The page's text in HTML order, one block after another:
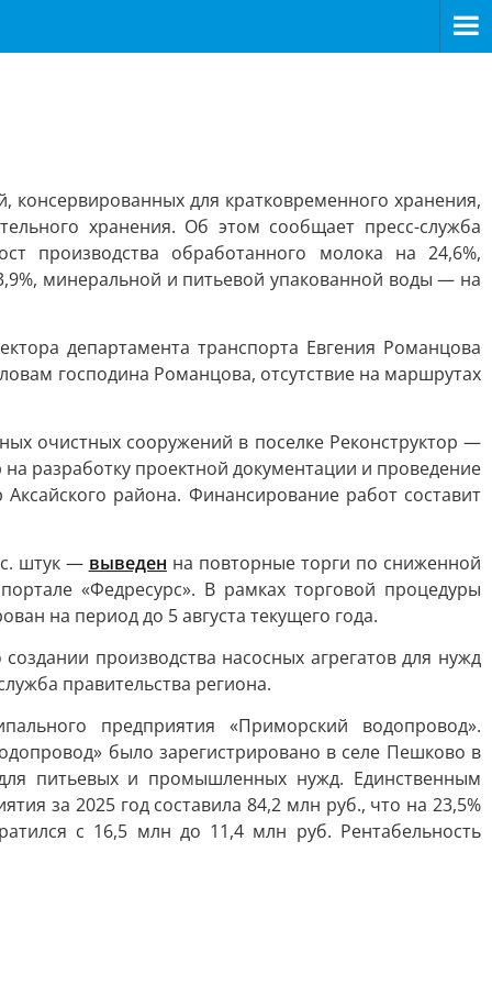
для кратковременного хранения,
хранения. Об этом сообщает пресс-служба
производства обработанного молока на 24,6%,
минеральной и питьевой упакованной воды — на
департамента транспорта Евгения Романцова
господина Романцова, отсутствие на маршрутах
очистных сооружений в поселке Реконструктор —
разработку проектной документации и проведение
района. Финансирование работ составит
штук — выведен на повторные торги по сниженной
«Федресурс». В рамках торговой процедуры
на период до 5 августа текущего года.
производства насосных агрегатов для нужд
правительства региона.
предприятия «Приморский водопровод».
было зарегистрировано в селе Пешково в
питьевых и промышленных нужд. Единственным
за 2025 год составила 84,2 млн руб., что на 23,5%
с 16,5 млн до 11,4 млн руб. Рентабельность